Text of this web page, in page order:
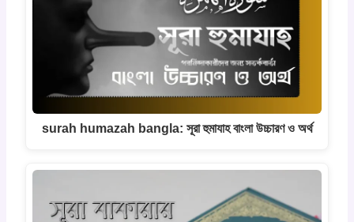
surah humazah bangla: সূরা হুমাযাহ বাংলা উচ্চারণ ও অর্থ